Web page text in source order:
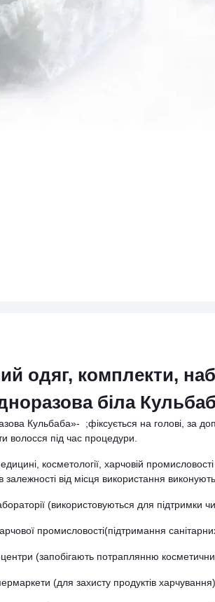
одяг, комплекти,
біла
Кульбаба»- ;фіксується на голові, за
волосся під час процедури.
косметології, харчовій промисловості
від місця використання
(використовуються для підтримки
промисловості(підтримання
(запобігають потраплянню
(для захисту продуктів харчування)